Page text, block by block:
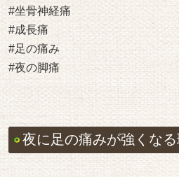
夜に足の痛みが強くなる